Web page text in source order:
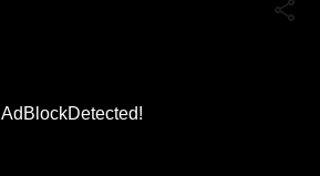
AdBlockDetected!